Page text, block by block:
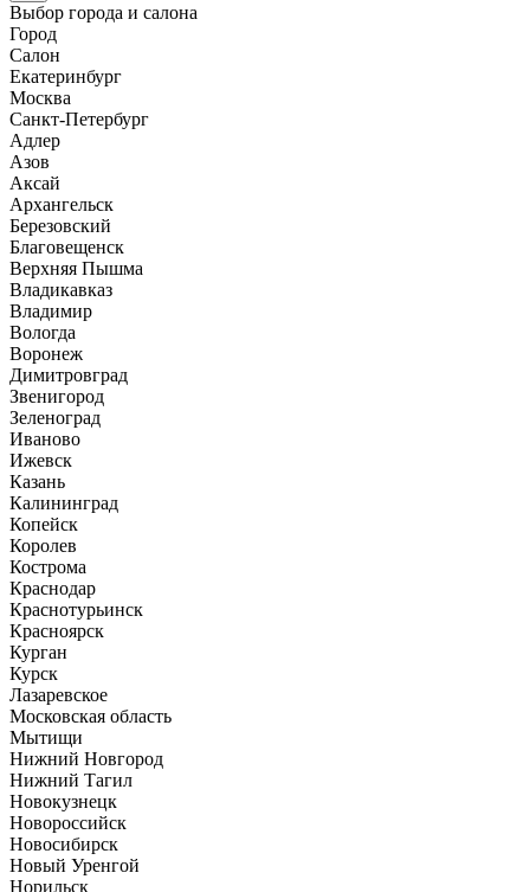
Выбор города и салона
Город
Салон
Екатеринбург
Москва
Санкт-Петербург
Адлер
Азов
Аксай
Архангельск
Березовский
Благовещенск
Верхняя Пышма
Владикавказ
Владимир
Вологда
Воронеж
Димитровград
Звенигород
Зеленоград
Иваново
Ижевск
Казань
Калининград
Копейск
Королев
Кострома
Краснодар
Краснотурьинск
Красноярск
Курган
Курск
Лазаревское
Московская область
Мытищи
Нижний Новгород
Нижний Тагил
Новокузнецк
Новороссийск
Новосибирск
Новый Уренгой
Норильск